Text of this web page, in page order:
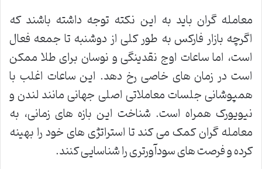
معامله گران باید به این نکته توجه داشته باشند که
اگرچه بازار فارکس به طور کلی از دوشنبه تا جمعه فعال
است، اما ساعات اوج نقدینگی و نوسان برای طلا ممکن
است در زمان های خاصی رخ دهد. این ساعات اغلب با
همپوشانی جلسات معاملاتی اصلی جهانی مانند لندن و
نیویورک همراه است. شناخت این بازه های زمانی، به
معامله گران کمک می کند تا استراتژی های خود را بهینه
کرده و فرصت های سودآورتری را شناسایی کنند.